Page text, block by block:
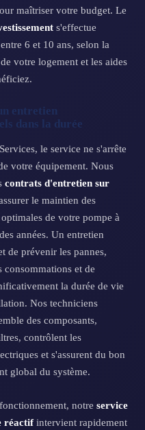
maîtriser votre budget. Le
s'effectue
6 et 10 ans, selon la
votre logement et les aides
entretien
dans la durée
le service ne s'arrête
votre équipement. Nous
contrats d'entretien sur
le maintien des
de votre pompe à
années. Un entretien
de prévenir les pannes,
consommations et de
la durée de vie
Nos techniciens
des composants,
contrôlent les
et s'assurent du bon
global du système.
notreservice
réactifintervient rapidement